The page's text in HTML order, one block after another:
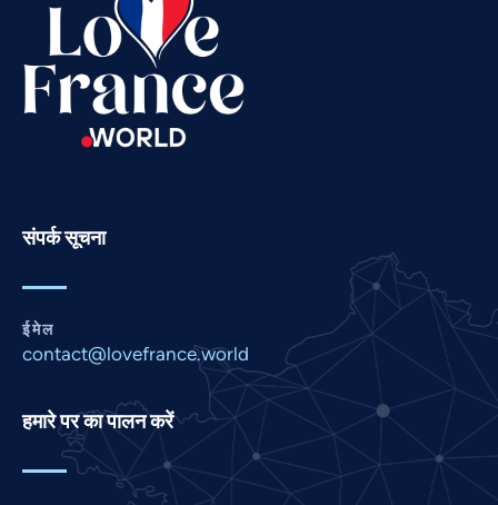
संपर्क सूचना
ईमेल
contact@lovefrance.world
हमारे पर का पालन करें
Japanese
Kannada
Khmer
Malay
Marathi
Nepali